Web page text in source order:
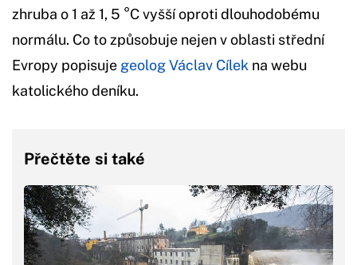
zhruba o 1 až 1, 5 °C vyšší oproti dlouhodobému
normálu. Co to způsobuje nejen v oblasti střední
Evropy popisuje geolog Václav Cílek na webu
katolického deníku.
Přečtěte si také